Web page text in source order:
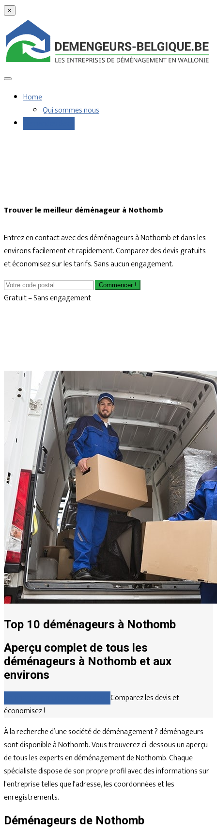
×
Home
Qui sommes nous
Trouver le meilleur déménageur à Nothomb
Entrez en contact avec des déménageurs à Nothomb et dans les
environs facilement et rapidement. Comparez des devis gratuits
et économisez sur les tarifs. Sans aucun engagement.
Commencer !
Gratuit – Sans engagement
Top 10 déménageurs à Nothomb
Aperçu complet de tous les
déménageurs à Nothomb et aux
environs
Comparez les devis et
économisez !
À la recherche d’une société de déménagement ? déménageurs
sont disponible à Nothomb. Vous trouverez ci-dessous un aperçu
de tous les experts en déménagement de Nothomb. Chaque
spécialiste dispose de son propre profil avec des informations sur
l'entreprise telles que l'adresse, les coordonnées et les
enregistrements.
Déménageurs de Nothomb